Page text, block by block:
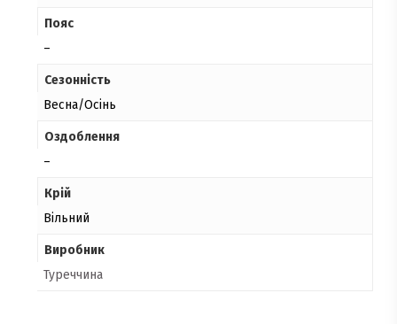
Пояс
–
Сезонність
Весна/Осінь
Оздоблення
–
Крій
Вільний
Виробник
Туреччина